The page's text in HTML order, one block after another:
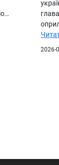
2026-